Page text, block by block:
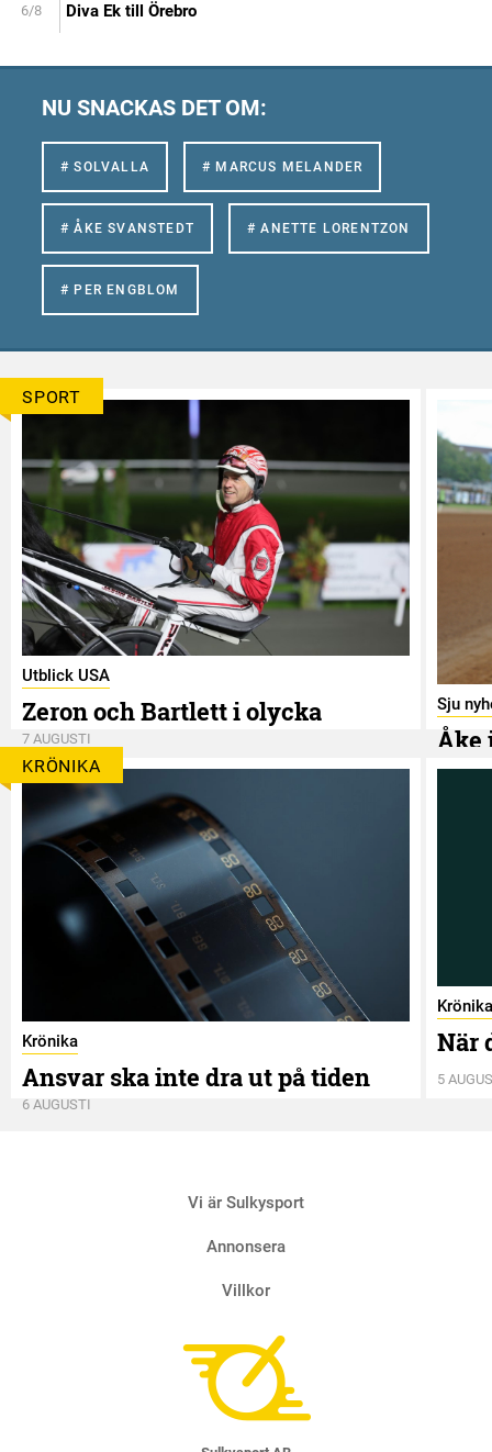
6/8 Diva Ek till Örebro
NU SNACKAS DET OM:
# SOLVALLA # MARCUS MELANDER
# ÅKE SVANSTEDT # ANETTE LORENTZON
# PER ENGBLOM
SPORT
Utblick USA
Zeron och Bartlett i olycka
7 AUGUSTI
Sju
Åke
7
KRÖNIKA
Krönika
Ansvar ska inte dra ut på tiden
6 AUGUSTI
Krönika
När
5
Vi är Sulkysport
Annonsera
Villkor